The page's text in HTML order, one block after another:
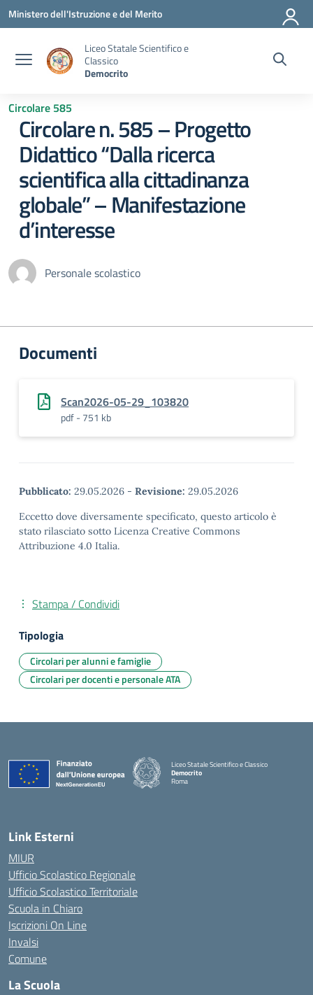
Vai ai contenuti
Vai al menu di navigazione
Vai al footer
Ministero dell'Istruzione e del Merito
Liceo Statale Scientifico e
Classico
Democrito
Circolare 585
Circolare n. 585 – Progetto
Didattico “Dalla ricerca
scientifica alla cittadinanza
globale” – Manifestazione
d’interesse
Personale scolastico
Documenti
Scan2026-05-29_103820
pdf - 751 kb
Pubblicato: 29.05.2026 - Revisione: 29.05.2026
Eccetto dove diversamente specificato, questo articolo è
stato rilasciato sotto Licenza Creative Commons
Attribuzione 4.0 Italia.
Stampa / Condividi
Tipologia
Circolari per alunni e famiglie
Circolari per docenti e personale ATA
Liceo Statale Scientifico e Classico
Democrito
Roma
Link Esterni
MIUR
Ufficio Scolastico Regionale
Ufficio Scolastico Territoriale
Scuola in Chiaro
Iscrizioni On Line
Invalsi
Comune
La Scuola